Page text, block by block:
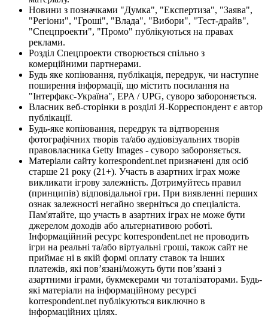
Новини з позначками "Думка", "Експертиза", "Заява",
"Регіони", "Гроші", "Влада", "Вибори", "Тест-драйв",
"Спецпроекти", "Промо" публікуються на правах
реклами.
Розділ Спецпроекти створюється спільно з
комерційними партнерами.
Будь яке копіювання, публікація, передрук, чи наступне
поширення інформації, що містить посилання на
"Інтерфакс-Україна", EPA / UPG, суворо забороняється.
Власник веб-сторінки в розділі Я-Корреспондент є автор
публікації.
Будь-яке копіювання, передрук та відтворення
фотографічних творів та/або аудіовізуальних творів
правовласника Getty Images - суворо забороняється.
Матеріали сайту korrespondent.net призначені для осіб
старше 21 року (21+). Участь в азартних іграх може
викликати ігрову залежність. Дотримуйтесь правил
(принципів) відповідальної гри. При виявленні перших
ознак залежності негайно зверніться до спеціаліста.
Пам'ятайте, що участь в азартних іграх не може бути
джерелом доходів або альтернативою роботі.
Інформаційний ресурс korrespondent.net не проводить
ігри на реальні та/або віртуальні гроші, також сайт не
приймає ні в якій формі оплату ставок та інших
платежів, які пов’язані/можуть бути пов’язані з
азартними іграми, букмекерами чи тоталізаторами. Будь-
які матеріали на інформаційному ресурсі
korrespondent.net публікуються виключно в
інформаційних цілях.